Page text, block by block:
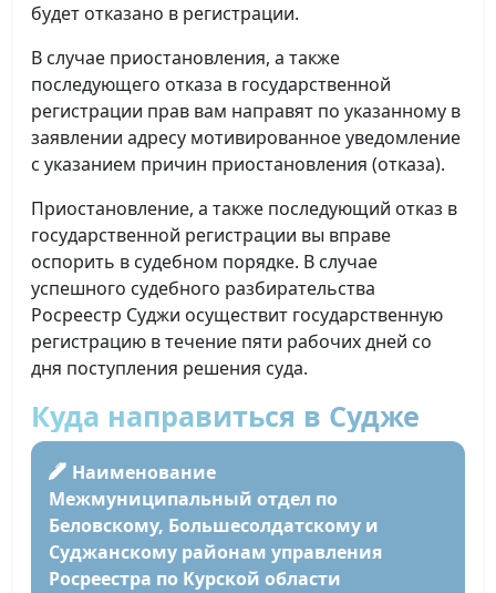
будет отказано в регистрации.
В случае приостановления, а также
последующего отказа в государственной
регистрации прав вам направят по указанному в
заявлении адресу мотивированное уведомление
с указанием причин приостановления (отказа).
Приостановление, а также последующий отказ в
государственной регистрации вы вправе
оспорить в судебном порядке. В случае
успешного судебного разбирательства
Росреестр Суджи осуществит государственную
регистрацию в течение пяти рабочих дней со
дня поступления решения суда.
Куда направиться в Судже
Наименование
Межмуниципальный отдел по
Беловскому, Большесолдатскому и
Суджанскому районам управления
Росреестра по Курской области